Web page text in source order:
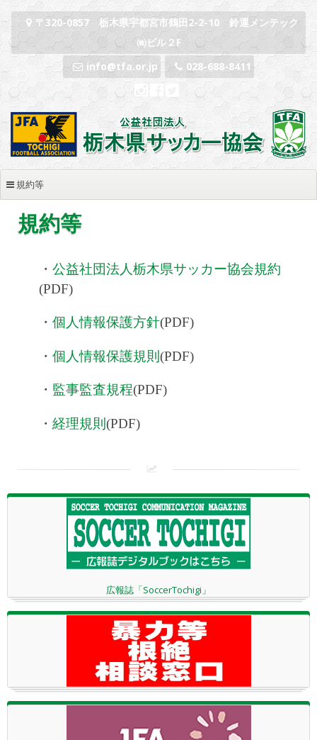
コンテンツへスキップ
〒320-0857 栃木県宇都宮市鶴田2-2-10 鈴運メンテック
㈱ビル２F
info@tfa.or.jp
028-688-8411
規約等
規約等
・ 公益社団法人栃木県サッカー協会規約
(PDF)
・ 個人情報保護方針(PDF)
・ 個人情報保護規則 (PDF)
・ 監事監査規程(PDF)
・ 経理規則 (PDF)
広報誌「SoccerTochigi」